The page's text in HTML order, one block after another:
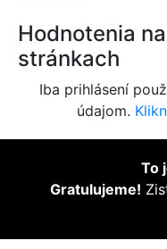
Hodnotenia
stránkach
Iba prihlásení
údajom.
To
Gratulujeme!